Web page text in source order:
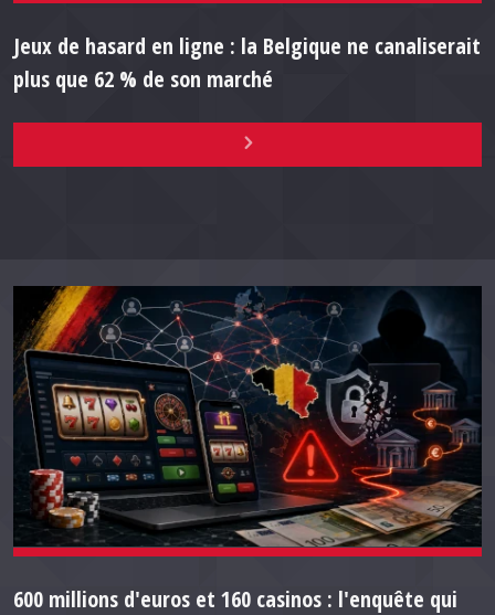
Jeux de hasard en ligne : la Belgique ne canaliserait
plus que 62 % de son marché
600 millions d'euros et 160 casinos : l'enquête qui